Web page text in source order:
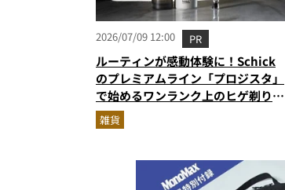
2026/07/09 12:00 PR
ルーティンが感動体験に！Schick
のプレミアムライン「プロジスタ」
で始めるワンランク上のヒゲ剃り習
慣
雑貨